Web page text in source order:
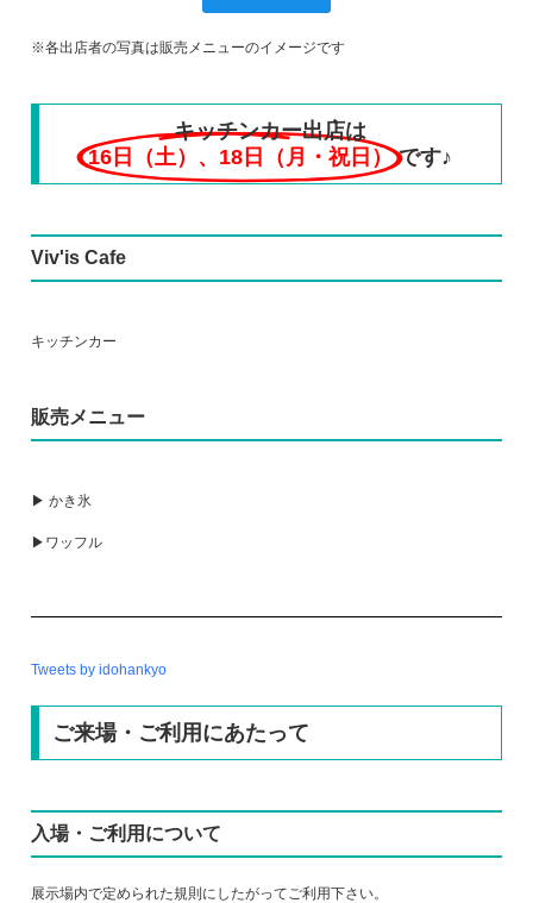
※各出店者の写真は販売メニューのイメージです
キッチンカー出店は
16日（土）、18日（月・祝日） です♪
Viv'is Cafe
キッチンカー
販売メニュー
▶ かき氷
▶ワッフル
Tweets by idohankyo
ご来場・ご利用にあたって
入場・ご利用について
展示場内で定められた規則にしたがってご利用下さい。